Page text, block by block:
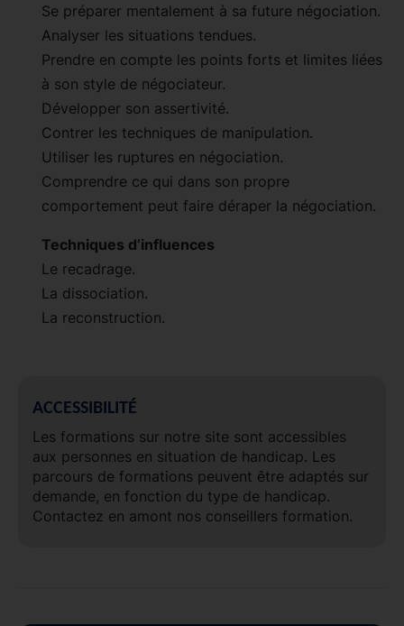
Se préparer mentalement à sa future négociation.
Analyser les situations tendues.
Prendre en compte les points forts et limites liées
à son style de négociateur.
Développer son assertivité.
Contrer les techniques de manipulation.
Utiliser les ruptures en négociation.
Comprendre ce qui dans son propre
comportement peut faire déraper la négociation.
Techniques d’influences
Le recadrage.
La dissociation.
La reconstruction.
ACCESSIBILITÉ
Les formations sur notre site sont accessibles
aux personnes en situation de handicap. Les
parcours de formations peuvent être adaptés sur
demande, en fonction du type de handicap.
Contactez en amont nos conseillers formation.